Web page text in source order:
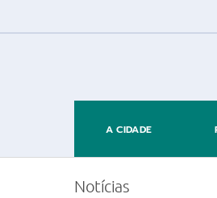
A CIDADE
Notícias